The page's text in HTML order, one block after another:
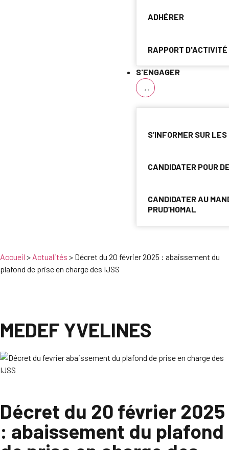
ADHÉRER
RAPPORT D'ACTIVITÉ
S'ENGAGER
S’INFORMER SUR
CANDIDATER POUR
CANDIDATER AU
PRUD’HOMAL
Accueil > Actualités > Décret du 20 février 2025 : abaissement du
plafond de prise en charge des IJSS
MEDEF YVELINES
Décret du 20 février 2025
: abaissement du plafond